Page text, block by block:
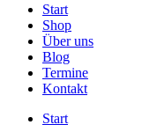
Start
Shop
Über uns
Blog
Termine
Kontakt
Start